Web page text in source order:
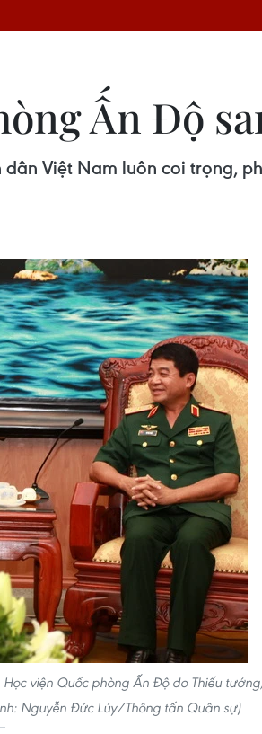
Ấn Độ
Việt Nam luôn coi trọng,
viện Quốc phòng Ấn Độ do Thiếu tướng,
Nguyễn Đức Lúy/Thông tấn Quân sự)